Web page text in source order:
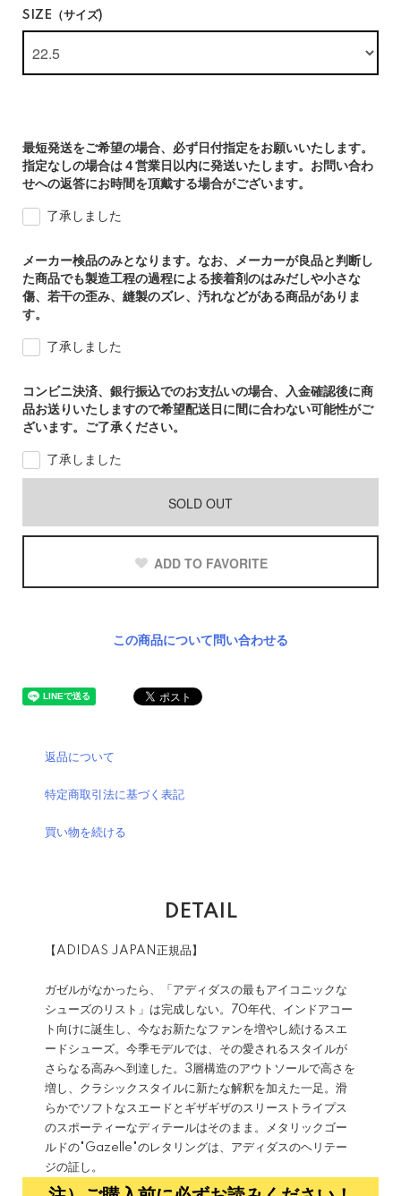
SIZE（サイズ)
最短発送をご希望の場合、必ず日付指定をお願いいたします。
指定なしの場合は４営業日以内に発送いたします。お問い合わ
せへの返答にお時間を頂戴する場合がございます。
了承しました
メーカー検品のみとなります。なお、メーカーが良品と判断し
た商品でも製造工程の過程による接着剤のはみだしや小さな
傷、若干の歪み、縫製のズレ、汚れなどがある商品がありま
す。
了承しました
コンビニ決済、銀行振込でのお支払いの場合、入金確認後に商
品お送りいたしますので希望配送日に間に合わない可能性がご
ざいます。ご了承ください。
了承しました
SOLD OUT
ADD TO FAVORITE
この商品について問い合わせる
返品について
特定商取引法に基づく表記
買い物を続ける
DETAIL
【ADIDAS JAPAN正規品】
ガゼルがなかったら、「アディダスの最もアイコニックな
シューズのリスト」は完成しない。70年代、インドアコー
ト向けに誕生し、今なお新たなファンを増やし続けるスエ
ードシューズ。今季モデルでは、その愛されるスタイルが
さらなる高みへ到達した。3層構造のアウトソールで高さを
増し、クラシックスタイルに新たな解釈を加えた一足。滑
らかでソフトなスエードとギザギザのスリーストライプス
のスポーティーなディテールはそのまま。メタリックゴー
ルドの"Gazelle"のレタリングは、アディダスのヘリテー
ジの証し。